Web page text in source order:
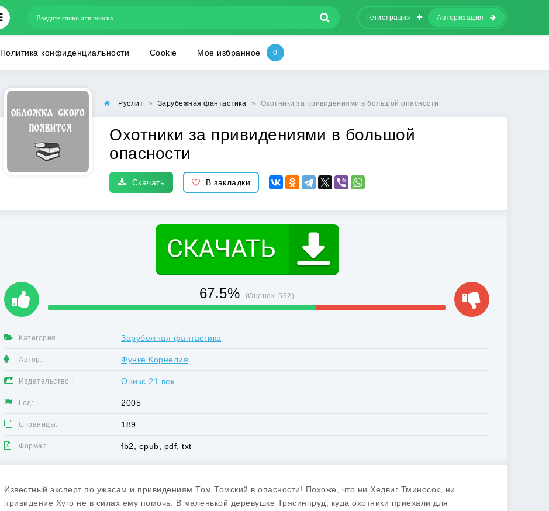
Регистрация Авторизация
Политика конфиденциальности Cookie Мое избранное
Руслит » Зарубежная фантастика » Охотники за привидениями в большой опасности
Охотники за привидениями в большой
опасности
Скачать В закладки
67.5% (Оценок:592)
Категория: Зарубежная фантастика
Автор: Функе Корнелия
Издательство:: Оникс 21 век
Год: 2005
Страницы: 189
Формат: fb2, epub, pdf, txt
Известный эксперт по ужасам и привидениям Том Томский в опасности! Похоже, что ни Хедвиг Тминосок, ни
привидение Хуго не в силах ему помочь. В маленькой деревушке Трясинпруд, куда охотники приехали для